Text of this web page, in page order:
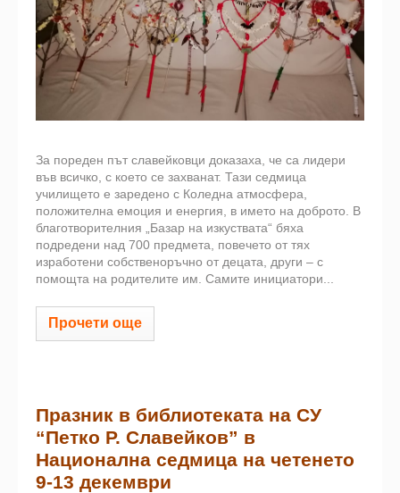
За пореден път славейковци доказаха, че са лидери
във всичко, с което се захванат. Тази седмица
училището е заредено с Коледна атмосфера,
положителна емоция и енергия, в името на доброто. В
благотворителния „Базар на изкуствата“ бяха
подредени над 700 предмета, повечето от тях
изработени собственоръчно от децата, други – с
помощта на родителите им. Самите инициатори...
Прочети още
Празник в библиотеката на СУ
“Петко Р. Славейков” в
Национална седмица на четенето
9-13 декември